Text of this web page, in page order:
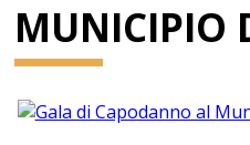
MUNICIPIO